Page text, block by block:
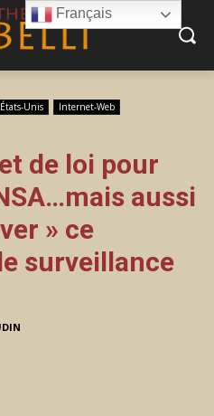
États-Unis
Internet-Web
de loi pour
aussi
» ce
surveillance
Français